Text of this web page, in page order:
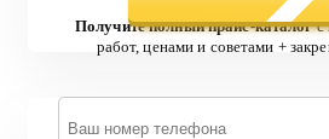
Получите полный прайс-каталогс
работ, ценами и советами +